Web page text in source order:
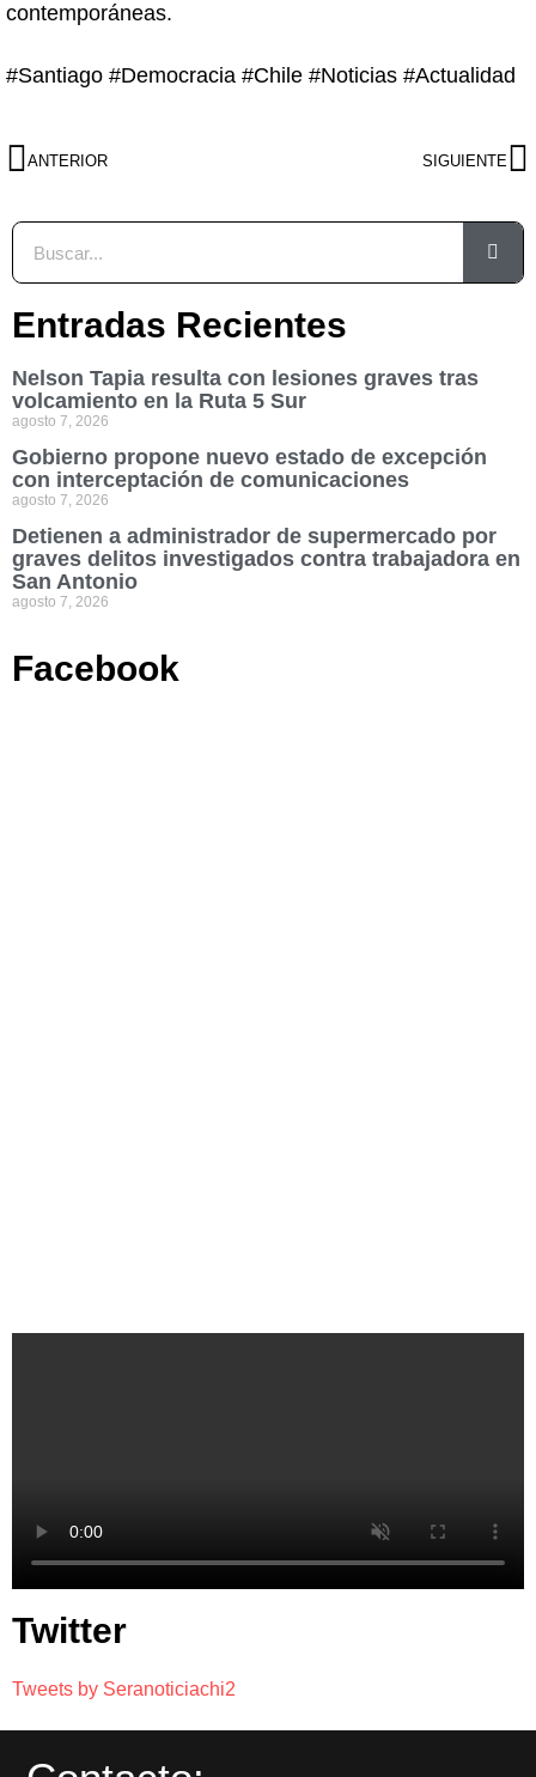
contemporáneas.
#Santiago #Democracia #Chile #Noticias #Actualidad
ANTERIOR SIGUIENTE
Entradas Recientes
Nelson Tapia resulta con lesiones graves tras
volcamiento en la Ruta 5 Sur
agosto 7, 2026
Gobierno propone nuevo estado de excepción
con interceptación de comunicaciones
agosto 7, 2026
Detienen a administrador de supermercado por
graves delitos investigados contra trabajadora en
San Antonio
agosto 7, 2026
Facebook
Twitter
Tweets by Seranoticiachi2